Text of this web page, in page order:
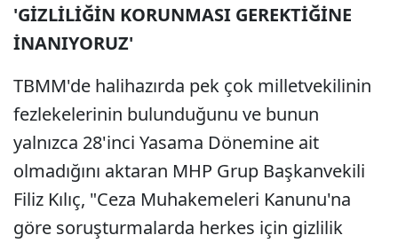
'GİZLİLİĞİN KORUNMASI GEREKTİĞİNE
İNANIYORUZ'
TBMM'de halihazırda pek çok milletvekilinin
fezlekelerinin bulunduğunu ve bunun
yalnızca 28'inci Yasama Dönemine ait
olmadığını aktaran MHP Grup Başkanvekili
Filiz Kılıç, "Ceza Muhakemeleri Kanunu'na
göre soruşturmalarda herkes için gizlilik